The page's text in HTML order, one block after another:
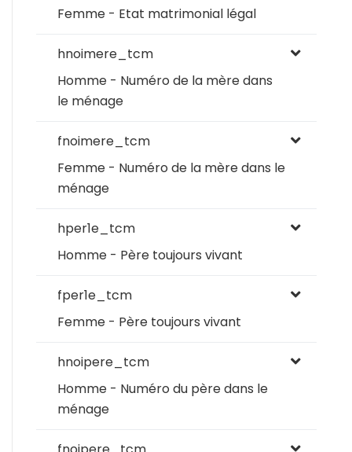
Femme - Etat matrimonial légal
hnoimere_tcm
Homme - Numéro de la mère dans
le ménage
fnoimere_tcm
Femme - Numéro de la mère dans le
ménage
hper1e_tcm
Homme - Père toujours vivant
fper1e_tcm
Femme - Père toujours vivant
hnoipere_tcm
Homme - Numéro du père dans le
ménage